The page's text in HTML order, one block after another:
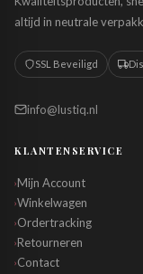
altijd in neutrale
SSL Beveiligd
info@lustiq.nl
KLANTENSERVICE
›Mijn Account
›Winkelwagen
›Ordertracking
›Retourneren
›Contact